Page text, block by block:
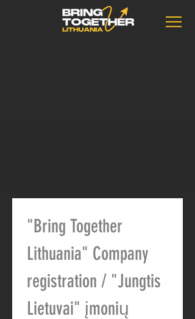
"Bring Together
Lithuania" Company
registration / "Jungtis
Lietuvai" įmonių